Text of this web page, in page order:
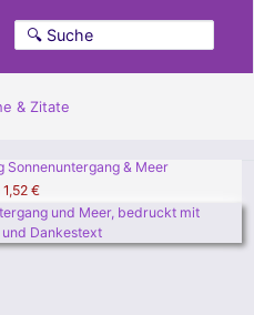
& Zitate
Sonnenuntergang & Meer
1,52 €